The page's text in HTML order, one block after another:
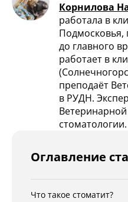
Корнилова
работала в
Подмосковья,
до главного
работает в
преподаёт
в РУДН.
стоматологии.
Оглавление
Что такое стоматит?